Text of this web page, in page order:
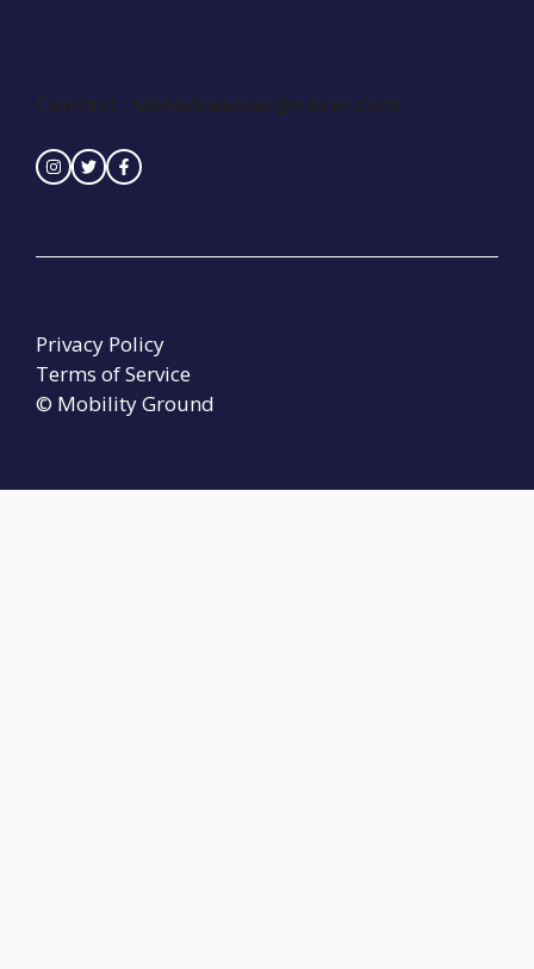
Contact : seinedreamer@naver.com
© Mobility Ground
Privacy Policy
Terms of Service